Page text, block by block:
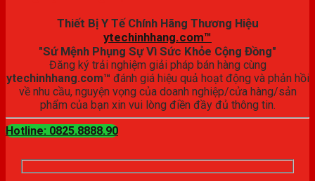
Thiết Bị Y Tế Chính Hãng Thương Hiệu
ytechinhhang.com™
"Sứ Mệnh Phụng Sự Vì Sức Khỏe Cộng Đồng"
Đăng ký trải nghiệm giải pháp bán hàng cùng
ytechinhhang.com™ đánh giá hiệu quả hoạt động và phản hồi
về nhu cầu, nguyện vọng của doanh nghiệp/cửa hàng/sản
phẩm của bạn xin vui lòng điền đầy đủ thông tin.
Hotline: 0825.8888.90